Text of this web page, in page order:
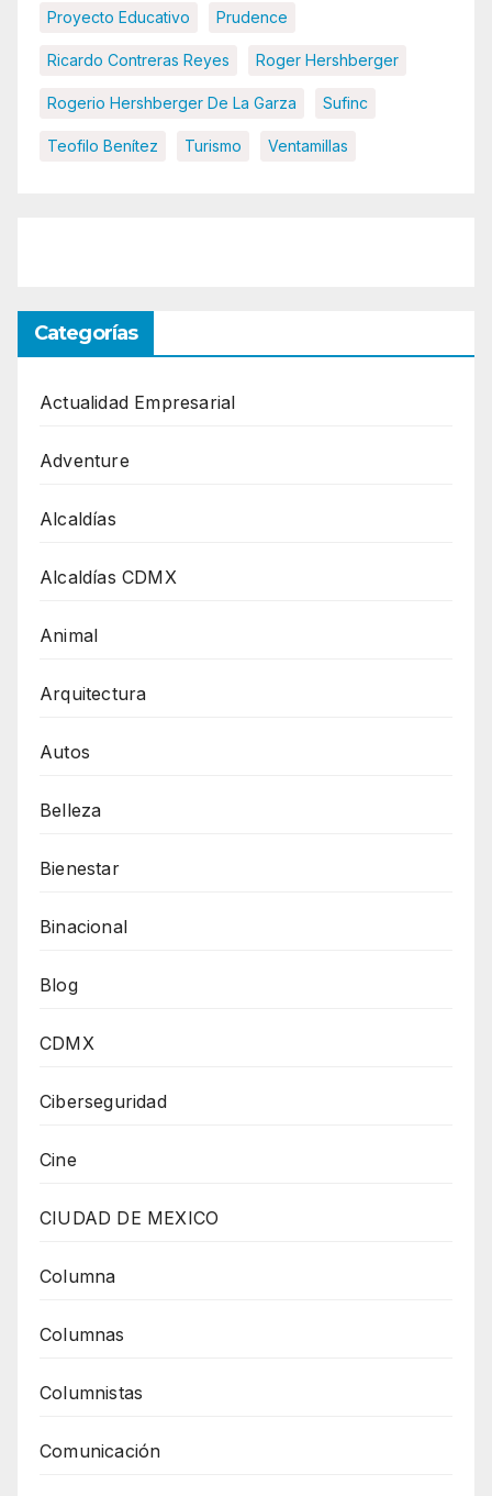
Proyecto Educativo Prudence
Ricardo Contreras Reyes Roger Hershberger
Rogerio Hershberger De La Garza Sufinc
Teofilo Benítez Turismo Ventamillas
Categorías
Actualidad Empresarial
Adventure
Alcaldías
Alcaldías CDMX
Animal
Arquitectura
Autos
Belleza
Bienestar
Binacional
Blog
CDMX
Ciberseguridad
Cine
CIUDAD DE MEXICO
Columna
Columnas
Columnistas
Comunicación